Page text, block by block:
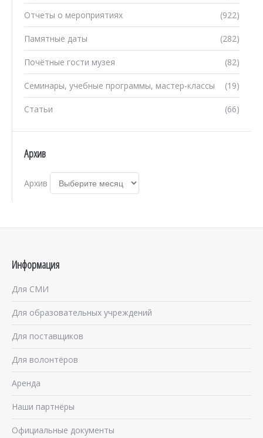
(922)
Отчеты о мероприятиях
(282)
Памятные даты
(82)
Почётные гости музея
(19)
Семинары, учебные программы, мастер-классы
(66)
Статьи
Архив
Архив
Информация
Для СМИ
Для образовательных учреждений
Для поставщиков
Для волонтёров
Аренда
Наши партнёры
Официальные документы